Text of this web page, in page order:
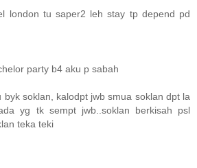
london tu saper2 leh stay tp depend pd
party b4 aku p sabah
byk soklan, kalodpt jwb smua soklan dpt la
yg tk sempt jwb..soklan berkisah psl
teka teki